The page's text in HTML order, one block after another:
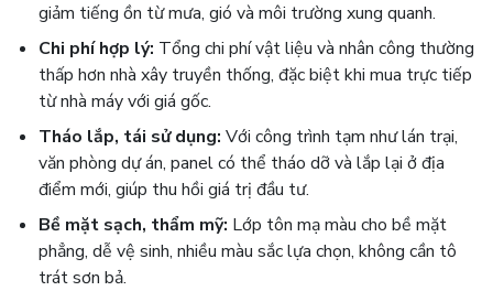
giảm tiếng ồn từ mưa, gió và môi trường xung quanh.
Chi phí hợp lý: Tổng chi phí vật liệu và nhân công thường
thấp hơn nhà xây truyền thống, đặc biệt khi mua trực tiếp
từ nhà máy với giá gốc.
Tháo lắp, tái sử dụng: Với công trình tạm như lán trại,
văn phòng dự án, panel có thể tháo dỡ và lắp lại ở địa
điểm mới, giúp thu hồi giá trị đầu tư.
Bề mặt sạch, thẩm mỹ: Lớp tôn mạ màu cho bề mặt
phẳng, dễ vệ sinh, nhiều màu sắc lựa chọn, không cần tô
trát sơn bả.